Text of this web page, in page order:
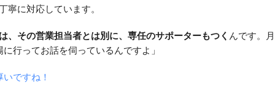
寧に対応しています。
、その営業担当者とは別に、専任のサポーターもつく んです。
月
行ってお話を伺っているんですよ」
ですね！